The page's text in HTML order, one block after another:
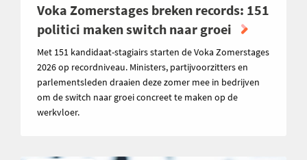
Voka Zomerstages breken records: 151
politici maken switch naar groei
Met 151 kandidaat-stagiairs starten de Voka Zomerstages
2026 op recordniveau. Ministers, partijvoorzitters en
parlementsleden draaien deze zomer mee in bedrijven
om de switch naar groei concreet te maken op de
werkvloer.